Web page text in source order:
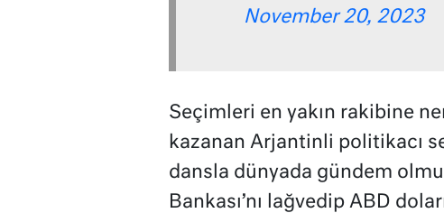
November 20, 2023
Seçimleri en yakın rakibine
kazanan Arjantinli politikacı
dansla dünyada gündem
Bankası’nı lağvedip ABD